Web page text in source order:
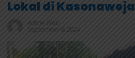
Lokal di Kasonaweja
Admin Web
September 8, 2024